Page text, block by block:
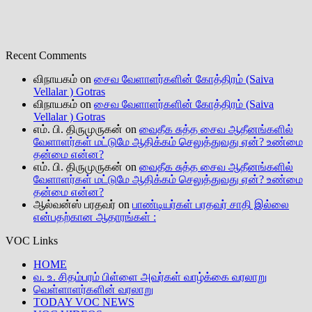
Recent Comments
விநாயகம் on சைவ வேளாளர்களின் கோத்திரம் (Saiva
Vellalar ) Gotras
விநாயகம் on சைவ வேளாளர்களின் கோத்திரம் (Saiva
Vellalar ) Gotras
எம். பி. திருமுருகன் on வைதீக சுத்த சைவ ஆதீனங்களில்
வேளாளர்கள் மட்டுமே ஆதிக்கம் செலுத்துவது ஏன்? உண்மை
தன்மை என்ன?
எம். பி. திருமுருகன் on வைதீக சுத்த சைவ ஆதீனங்களில்
வேளாளர்கள் மட்டுமே ஆதிக்கம் செலுத்துவது ஏன்? உண்மை
தன்மை என்ன?
ஆல்வன்ஸ் பரதவர் on பாண்டியர்கள் பரதவர் சாதி இல்லை
என்பதற்கான ஆதாரங்கள் :
VOC Links
HOME
வ. உ. சிதம்பரம் பிள்ளை அவர்கள் வாழ்க்கை வரலாறு
வெள்ளாளர்களின் வரலாறு
TODAY VOC NEWS